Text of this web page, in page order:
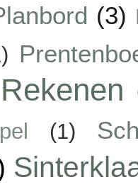
(3)
Rekenen
(1)